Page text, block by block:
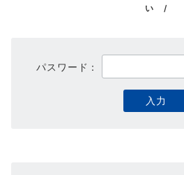
い /
パスワード：